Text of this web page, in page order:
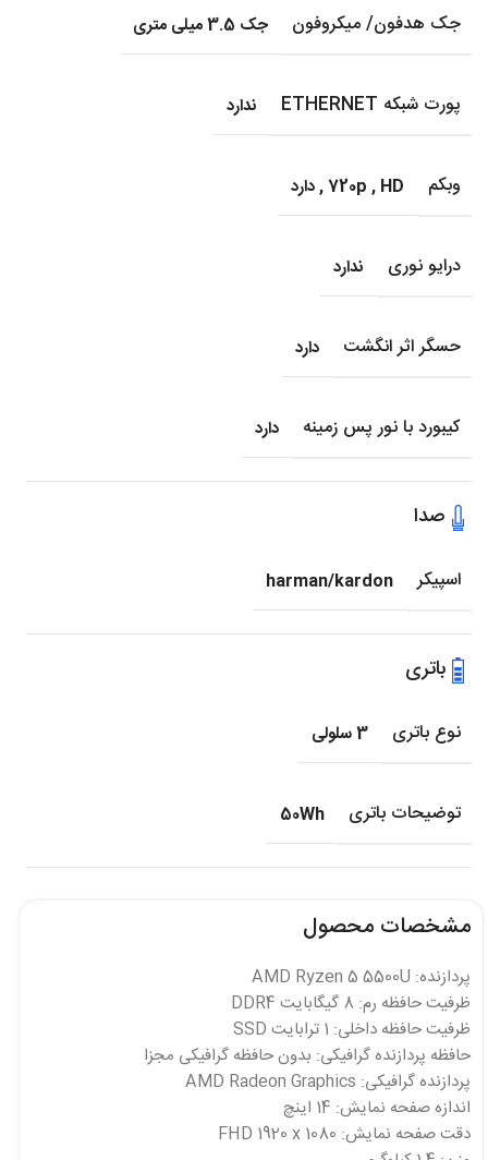
جک هدفون/ میکروفون جک 3.5 میلی متری
پورت شبکه ETHERNET ندارد
وبکم 720p , HD
,دارد
درایو نوری ندارد
حسگر اثر انگشت دارد
کیبورد با نور پس زمینه دارد
صدا
اسپیکر harman/kardon
باتری
نوع باتری 3 سلولی
توضیحات باتری 50Wh
مشخصات محصول
پردازنده: AMD Ryzen 5 5500U
ظرفیت حافظه رم: 8 گیگابایت DDR4
ظرفیت حافظه داخلی: 1 ترابایت SSD
حافظه پردازنده گرافیکی: بدون حافظه گرافیکی مجزا
پردازنده گرافیکی: AMD Radeon Graphics
اندازه صفحه نمایش: 14 اینچ
دقت صفحه نمایش: FHD 1920 x 1080